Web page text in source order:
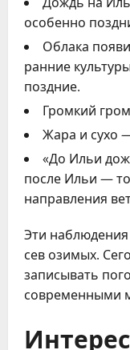
особенно
Облака
ранние
поздние.
Громкий
Жара и сухо
«До Ильи
после Ильи —
направления
Эти
сев озимых.
записывать
современными